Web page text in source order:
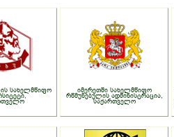
სახელმწიფო იმერეთში სახელმწიფო
რწმუნებულის ადმინისტრაცია,
საქართველო